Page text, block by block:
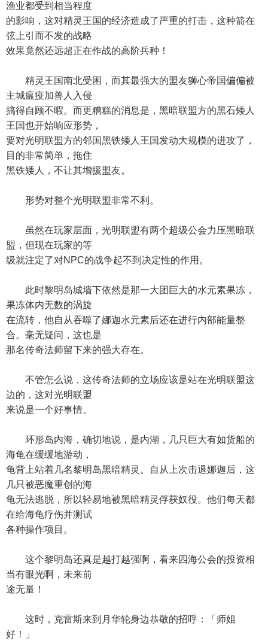
渔业都受到相当程度
的影响，这对精灵王国的经济造成了严重的打击，这种箭在
弦上引而不发的战略
效果竟然还远超正在作战的高阶兵种！
精灵王国南北受困，而其最强大的盟友狮心帝国偏偏被
主城瘟疫加兽人入侵
搞得自顾不暇。而更糟糕的消息是，黑暗联盟方的黑石矮人
王国也开始响应形势，
要对光明联盟方的邻国黑铁矮人王国发动大规模的进攻了，
目的非常简单，拖住
黑铁矮人，不让其增援盟友。
形势对整个光明联盟非常不利。
虽然在玩家层面，光明联盟有两个超级公会力压黑暗联
盟，但现在玩家的等
级就注定了对NPC的战争起不到决定性的作用。
此时黎明岛城墙下依然是那一大团巨大的水元素果冻，
果冻体内无数的涡旋
在流转，他自从吞噬了娜迦水元素后还在进行内部能量整
合。毫无疑问，这也是
那名传奇法师留下来的强大存在。
不管怎么说，这传奇法师的立场应该是站在光明联盟这
边的，这对光明联盟
来说是一个好事情。
环形岛内海，确切地说，是内湖，几只巨大有如货船的
海龟在缓缓地游动，
龟背上站着几名黎明岛黑暗精灵。自从上次击退娜迦后，这
几只被恶魔重创的海
龟无法逃脱，所以轻易地被黑暗精灵俘获奴役。他们每天都
在给海龟疗伤并测试
各种操作项目。
这个黎明岛还真是越打越强啊，看来四海公会的投资相
当有眼光啊，未来前
途无量！
这时，克雷斯来到月华轮身边恭敬的招呼：「师姐
好！」